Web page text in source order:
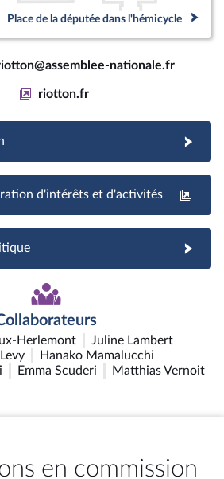
Place de la députée dans l'hémicycle
nationale.fr
riotton.fr
d'intérêts et d'activités
Herlemont
Juline Lambert
Hanako Mamalucchi
Emma Scuderi Matthias Vernoit
en commission